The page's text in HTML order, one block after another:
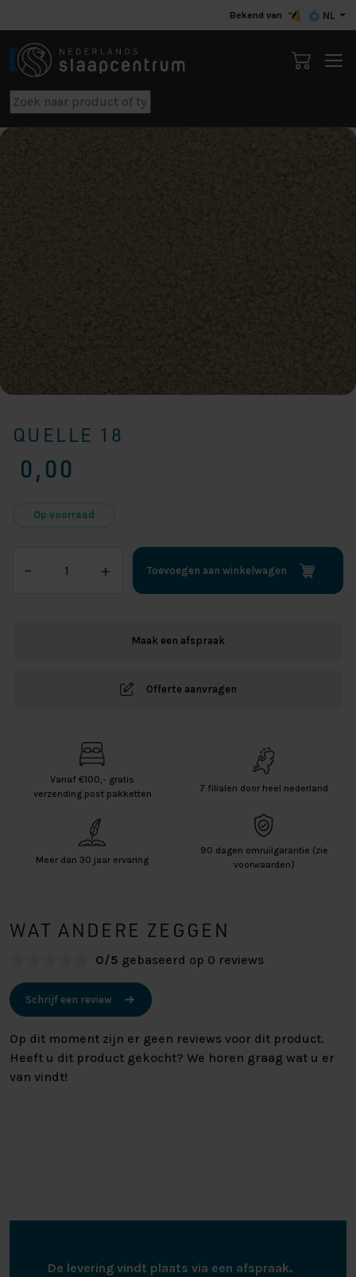
Bekend van NL
QUELLE 18
0,00
Op voorraad
– + Toevoegen aan winkelwagen
Maak een afspraak
Offerte aanvragen
Vanaf €100,- gratis
verzending post pakketten
7 filialen door heel nederland
Meer dan 30 jaar ervaring
90 dagen omruilgarantie (zie
voorwaarden)
WAT ANDERE ZEGGEN
0/5 gebaseerd op 0 reviews
Schrijf een review
Op dit moment zijn er geen reviews voor dit product.
Heeft u dit product gekocht? We horen graag wat u er
van vindt!
De levering vindt plaats via een afspraak.